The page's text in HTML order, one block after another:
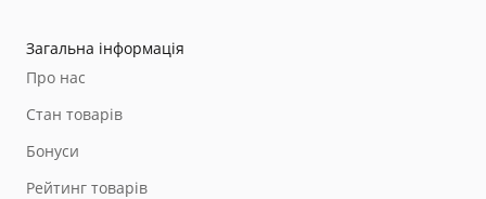
Загальна інформація
Про нас
Стан товарів
Бонуси
Рейтинг товарів